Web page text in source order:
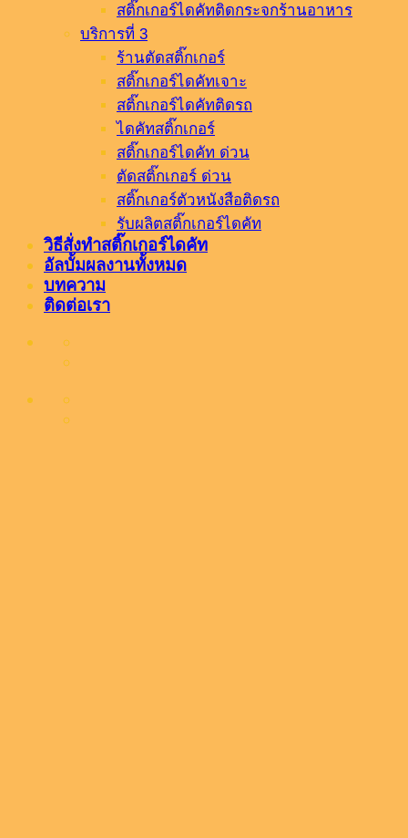
สติ๊กเกอร์ไดคัทติดกระจกร้านอาหาร
บริการที่ 3
ร้านตัดสติ๊กเกอร์
สติ๊กเกอร์ไดคัทเจาะ
สติ๊กเกอร์ไดคัทติดรถ
ไดคัทสติ๊กเกอร์
สติ๊กเกอร์ไดคัท ด่วน
ตัดสติ๊กเกอร์ ด่วน
สติ๊กเกอร์ตัวหนังสือติดรถ
รับผลิตสติ๊กเกอร์ไดคัท
วิธีสั่งทำสติ๊กเกอร์ไดคัท
อัลบั้มผลงานทั้งหมด
บทความ
ติดต่อเรา